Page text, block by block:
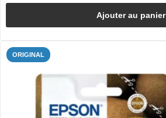
Ajouter au panier
ORIGINAL